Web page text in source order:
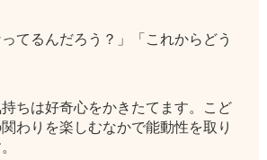
ってるんだろう？」「これからどう
ちは好奇心をかきたてます。こど
わりを楽しむなかで能動性を取り